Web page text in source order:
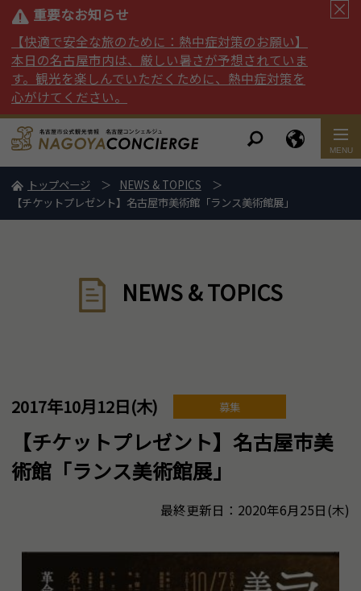
重要なお知らせ
【快適で安全な旅のために：熱中症対策のお願い】
本日の名古屋市内は、厳しい暑さが予想されていま
す。観光を楽しんでいただくために、熱中症対策を
心がけてください。
トップページ
NEWS & TOPICS
【チケットプレゼント】名古屋市美術館「ランス美術館展」
NEWS & TOPICS
2017年10月12日(木) 募集
【チケットプレゼント】名古屋市美
術館「ランス美術館展」
最終更新日：2020年6月25日(木)